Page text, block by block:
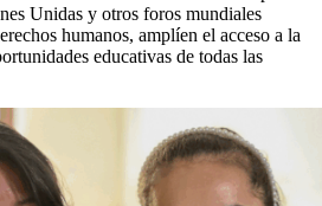
Unidas y otros foros mundiales
humanos, amplíen el acceso a la
educativas de todas las